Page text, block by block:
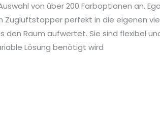
von über 200 Farboptionen an.
perfekt in die eigenen
Raum aufwertet. Sie sind flexibel
Lösung benötigt wird